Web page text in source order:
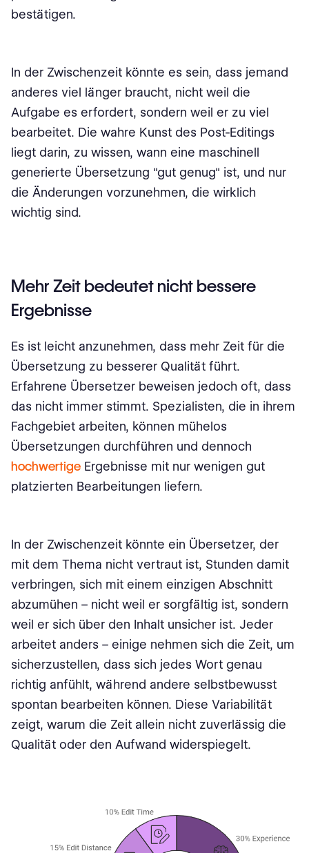
bestätigen.
In der Zwischenzeit könnte es sein, dass jemand
anderes viel länger braucht, nicht weil die
Aufgabe es erfordert, sondern weil er zu viel
bearbeitet. Die wahre Kunst des Post-Editings
liegt darin, zu wissen, wann eine maschinell
generierte Übersetzung "gut genug" ist, und nur
die Änderungen vorzunehmen, die wirklich
wichtig sind.
Mehr Zeit bedeutet nicht bessere
Ergebnisse
Es ist leicht anzunehmen, dass mehr Zeit für die
Übersetzung zu besserer Qualität führt.
Erfahrene Übersetzer beweisen jedoch oft, dass
das nicht immer stimmt. Spezialisten, die in ihrem
Fachgebiet arbeiten, können mühelos
Übersetzungen durchführen und dennoch
hochwertige Ergebnisse mit nur wenigen gut
platzierten Bearbeitungen liefern.
In der Zwischenzeit könnte ein Übersetzer, der
mit dem Thema nicht vertraut ist, Stunden damit
verbringen, sich mit einem einzigen Abschnitt
abzumühen – nicht weil er sorgfältig ist, sondern
weil er sich über den Inhalt unsicher ist. Jeder
arbeitet anders – einige nehmen sich die Zeit, um
sicherzustellen, dass sich jedes Wort genau
richtig anfühlt, während andere selbstbewusst
spontan bearbeiten können. Diese Variabilität
zeigt, warum die Zeit allein nicht zuverlässig die
Qualität oder den Aufwand widerspiegelt.